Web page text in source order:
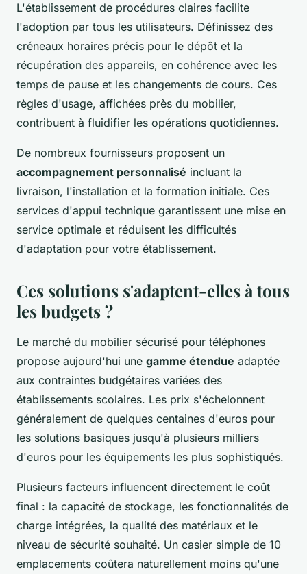
L'établissement de procédures claires facilite
l'adoption par tous les utilisateurs. Définissez des
créneaux horaires précis pour le dépôt et la
récupération des appareils, en cohérence avec les
temps de pause et les changements de cours. Ces
règles d'usage, affichées près du mobilier,
contribuent à fluidifier les opérations quotidiennes.
De nombreux fournisseurs proposent un
accompagnement personnalisé incluant la
livraison, l'installation et la formation initiale. Ces
services d'appui technique garantissent une mise en
service optimale et réduisent les difficultés
d'adaptation pour votre établissement.
Ces solutions s'adaptent-elles à tous
les budgets ?
Le marché du mobilier sécurisé pour téléphones
propose aujourd'hui une gamme étendue adaptée
aux contraintes budgétaires variées des
établissements scolaires. Les prix s'échelonnent
généralement de quelques centaines d'euros pour
les solutions basiques jusqu'à plusieurs milliers
d'euros pour les équipements les plus sophistiqués.
Plusieurs facteurs influencent directement le coût
final : la capacité de stockage, les fonctionnalités de
charge intégrées, la qualité des matériaux et le
niveau de sécurité souhaité. Un casier simple de 10
emplacements coûtera naturellement moins qu'une